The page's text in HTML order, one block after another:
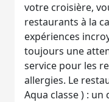
votre croisière,
restaurants à la
expériences
toujours une
service pour les
allergies. Le
Aqua classe ) :